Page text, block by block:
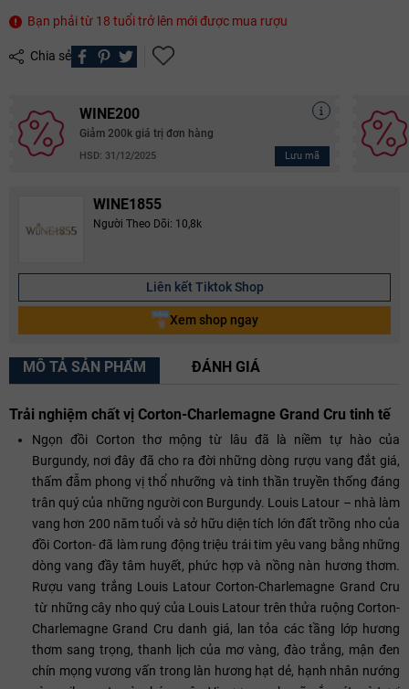
Bạn phải từ 18 tuổi trở lên mới được mua rượu
Chia sẻ
WINE200
Giảm 200k giá trị đơn hàng
HSD: 31/12/2025 Lưu mã
WINE1855
Người Theo Dõi: 10,8k
Liên kết Tiktok Shop
Xem shop ngay
MÔ TẢ SẢN PHẨM ĐÁNH GIÁ
Trải nghiệm chất vị Corton-Charlemagne Grand Cru tinh tế
Ngọn đồi Corton thơ mộng từ lâu đã là niềm tự hào của
Burgundy, nơi đây đã cho ra đời những dòng rượu vang đắt giá,
thấm đẫm phong vị thổ nhưỡng và tinh thần truyền thống đáng
trân quý của những người con Burgundy. Louis Latour – nhà làm
vang hơn 200 năm tuổi và sở hữu diện tích lớn đất trồng nho của
đồi Corton- đã làm rung động triệu trái tim yêu vang bằng những
dòng vang đầy tâm huyết, phức hợp và nồng nàn hương thơm.
Rượu vang trắng Louis Latour Corton-Charlemagne Grand Cru
từ những cây nho quý của Louis Latour trên thửa ruộng Corton-
Charlemagne Grand Cru danh giá, lan tỏa các tầng lớp hương
thơm sang trọng, thanh lịch của mơ vàng, đào trắng, mận đen
chín mọng vương vấn trong làn hương hạt dẻ, hạnh nhân nướng